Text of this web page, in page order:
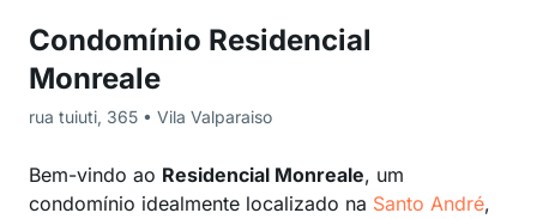
Condomínio Residencial
Monreale
rua tuiuti, 365 • Vila Valparaiso
Bem-vindo ao Residencial Monreale, um
condomínio idealmente localizado na Santo André,